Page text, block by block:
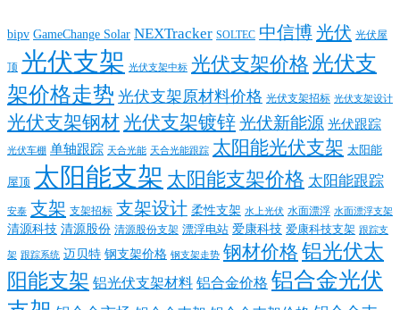
bipv GameChange Solar NEXTracker SOLTEC 中信博光伏 光伏屋
顶 光伏支架 光伏支架中标 光伏支架价格 光伏支
架价格走势 光伏支架原材料价格 光伏支架招标 光伏支架设计
光伏支架钢材光伏支架镀锌光伏新能源 光伏跟踪
光伏车棚 单轴跟踪 天合光能 天合光能跟踪 太阳能光伏支架 太阳能
屋顶 太阳能支架 太阳能支架价格 太阳能跟踪
安泰 支架 支架招标 支架设计 柔性支架 水上光伏 水面漂浮 水面漂浮支架
清源科技 清源股份 清源股份支架 漂浮电站 爱康科技 爱康科技支架 跟踪支
架 跟踪系统 迈贝特 钢支架价格 钢支架走势 钢材价格 铝光伏太
阳能支架 铝光伏支架材料 铝合金价格 铝合金光伏